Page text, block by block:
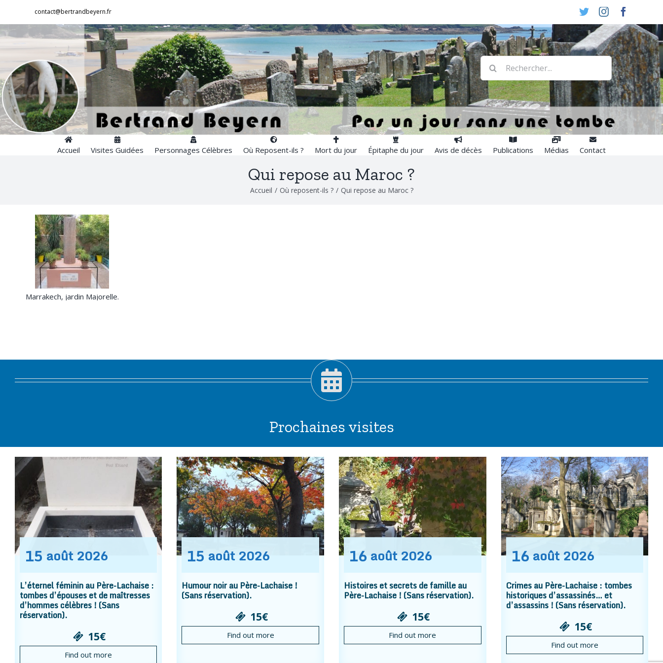
contenu
contact@bertrandbeyern.fr TwitterInstagram
Rechercher:
Accueil Visites Guidées Personnages Célèbres Où Reposent-ils ? Mort du jour Épitaphe du jour Avis de décès Publications Médias Contact
Qui repose au Maroc ?
Accueil / Où reposent-ils ? / Qui repose au Maroc ?
Marrakech, jardin Majorelle.
Prochaines visites
15 août 2026
L’éternel féminin au Père-Lachaise :
tombes d’épouses et de maîtresses
d’hommes célèbres ! (Sans
réservation).
15€
Find out more
15 août 2026
Humour noir au Père-Lachaise !
(Sans réservation).
15€
Find out more
16 août 2026
Histoires et secrets de famille au
Père-Lachaise ! (Sans réservation).
15€
Find out more
16 août 2026
Crimes au Père-Lachaise : tombes
historiques d’assassinés… et
d’assassins ! (Sans réservation).
15€
Find out more